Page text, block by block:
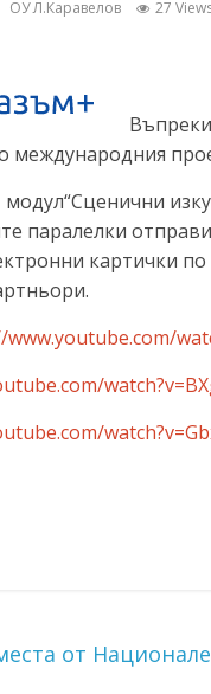
ресурси (ЦРЧР)
ОУ Л.Каравелов 27
международния
паралелки
картички
от